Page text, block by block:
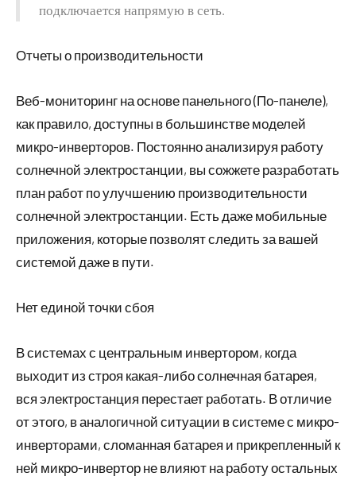
подключается напрямую в сеть.
Отчеты о производительности
Веб-мониторинг на основе панельного (По-панеле),
как правило, доступны в большинстве моделей
микро-инверторов. Постоянно анализируя работу
солнечной электростанции, вы сожжете разработать
план работ по улучшению производительности
солнечной электростанции. Есть даже мобильные
приложения, которые позволят следить за вашей
системой даже в пути.
Нет единой точки сбоя
В системах с центральным инвертором, когда
выходит из строя какая-либо солнечная батарея,
вся электростанция перестает работать. В отличие
от этого, в аналогичной ситуации в системе с микро-
инверторами, сломанная батарея и прикрепленный к
ней микро-инвертор не влияют на работу остальных